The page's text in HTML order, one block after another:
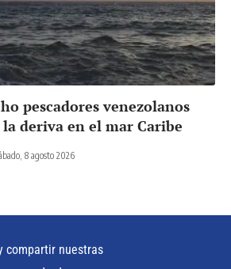
pescadores venezolanos
deriva en el mar Caribe
8 agosto 2026
compartir nuestras